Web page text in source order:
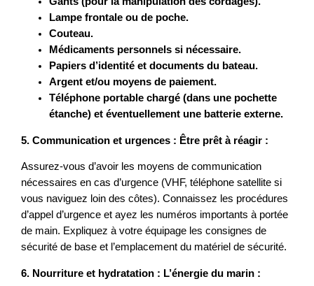
Lampe frontale ou de poche.
Couteau.
Médicaments personnels si nécessaire.
Papiers d’identité et documents du bateau.
Argent et/ou moyens de paiement.
Téléphone portable chargé (dans une pochette
étanche) et éventuellement une batterie externe.
5. Communication et urgences : Être prêt à réagir :
Assurez-vous d’avoir les moyens de communication
nécessaires en cas d’urgence (VHF, téléphone satellite si
vous naviguez loin des côtes). Connaissez les procédures
d’appel d’urgence et ayez les numéros importants à portée
de main. Expliquez à votre équipage les consignes de
sécurité de base et l’emplacement du matériel de sécurité.
6. Nourriture et hydratation : L’énergie du marin :